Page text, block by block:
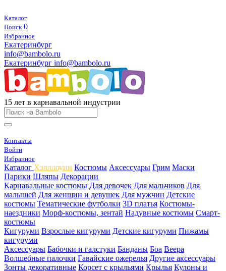
Каталог
Поиск 0
Избранное
Екатеринбург
info@bambolo.ru
Екатеринбург info@bambolo.ru
15 лет в карнавальной индустрии
Контакты
Войти
Избранное
Каталог Хэлллоуин Костюмы Аксессуары Грим Маски
Парики Шляпы Декорации
Карнавальные костюмы Для девочек Для мальчиков Для
малышей Для женщин и девушек Для мужчин Детские
костюмы Тематические футболки 3D платья Костюмы-
наездники Морф-костюмы, зентай Надувные костюмы Смарт-
костюмы
Кигуруми Взрослые кигуруми Детские кигуруми Пижамы
кигуруми
Аксессуары Бабочки и галстуки Банданы Боа Веера
Волшебные палочки Гавайские ожерелья Другие аксессуары
Зонты декоративные Корсет с крыльями Крылья Кулоны и